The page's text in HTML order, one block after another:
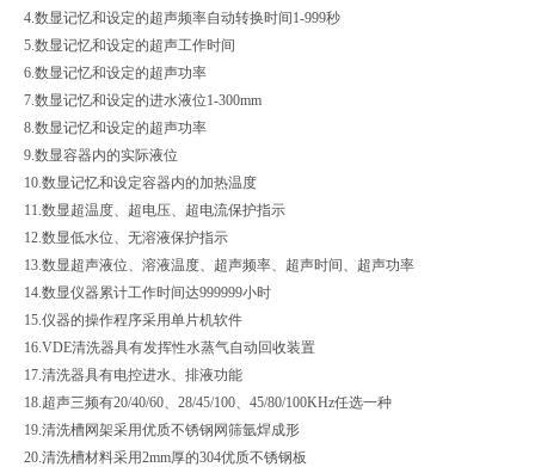
4.数显记忆和设定的超声频率自动转换时间1-999秒
5.数显记忆和设定的超声工作时间
6.数显记忆和设定的超声功率
7.数显记忆和设定的进水液位1-300mm
8.数显记忆和设定的超声功率
9.数显容器内的实际液位
10.数显记忆和设定容器内的加热温度
11.数显超温度、超电压、超电流保护指示
12.数显低水位、无溶液保护指示
13.数显超声液位、溶液温度、超声频率、超声时间、超声功率
14.数显仪器累计工作时间达999999小时
15.仪器的操作程序采用单片机软件
16.VDE清洗器具有发挥性水蒸气自动回收装置
17.清洗器具有电控进水、排液功能
18.超声三频有20/40/60、28/45/100、45/80/100KHz任选一种
19.清洗槽网架采用优质不锈钢网筛氩焊成形
20.清洗槽材料采用2mm厚的304优质不锈钢板